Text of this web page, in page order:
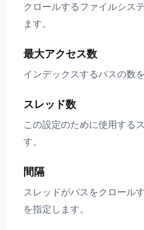
クロールするファイルシス
ます。
最大アクセス数
インデックスするパスの数
スレッド数
この設定のために使用する
す。
間隔
スレッドがパスをクロール
を指定します。